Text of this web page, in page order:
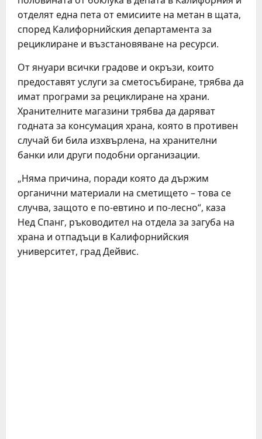
отделят една пета от емисиите на метан в щата,
според Калифорнийския департамента за
рециклиране и възстановяване на ресурси.
От януари всички градове и окръзи, които
предоставят услуги за сметосъбиране, трябва да
имат програми за рециклиране на храни.
Хранителните магазини трябва да даряват
годната за консумация храна, която в противен
случай би била изхвърлена, на хранителни
банки или други подобни организации.
„Няма причина, поради която да държим
органични материали на сметището – това се
случва, защото е по-евтино и по-лесно“, каза
Нед Спанг, ръководител на отдела за загуба на
храна и отпадъци в Калифорнийския
университет, град Дейвис.